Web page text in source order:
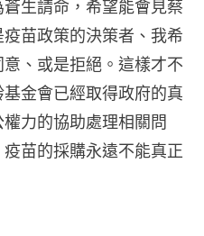
生請命，希望能會見蔡
苗政策的決策者、我希
、或是拒絕。這樣才不
金會已經取得政府的真
力的協助處理相關問
苗的採購永遠不能真正